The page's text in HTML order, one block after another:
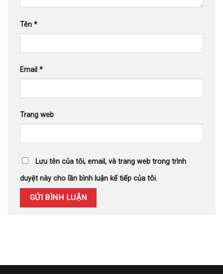
Tên *
Email *
Trang web
Lưu tên của tôi, email, và trang web trong trình
duyệt này cho lần bình luận kế tiếp của tôi.